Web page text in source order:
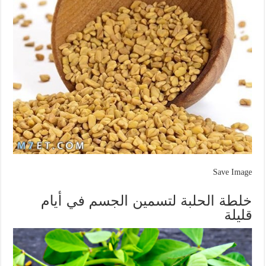
Save Image
خلطة الحلبة لتسمين الجسم في أيام
قليلة